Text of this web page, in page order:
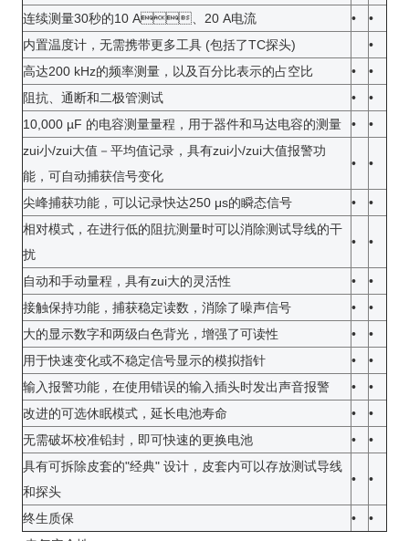
连续测量30秒的10 A、20 A电流
•
•
内置温度计，无需携带更多工具 (包括了TC探头)
•
高达200 kHz的频率测量，以及百分比表示的占空比
•
•
阻抗、通断和二极管测试
•
•
10,000 µF 的电容测量量程，用于器件和马达电容的测量
•
•
zui小/zui大值－平均值记录，具有zui小/zui大值报警功
能，可自动捕获信号变化
• •
尖峰捕获功能，可以记录快达250 μs的瞬态信号 •
•
相对模式，在进行低的阻抗测量时可以消除测试导线的干
扰
• •
自动和手动量程，具有zui大的灵活性 •
•
接触保持功能，捕获稳定读数，消除了噪声信号
•
•
大的显示数字和两级白色背光，增强了可读性
•
•
用于快速变化或不稳定信号显示的模拟指针
•
•
输入报警功能，在使用错误的输入插头时发出声音报警
•
•
改进的可选休眠模式，延长电池寿命
•
•
无需破坏校准铅封，即可快速的更换电池
•
•
具有可拆除皮套的"经典" 设计，皮套内可以存放测试导线
和探头
• •
终生质保 •
•